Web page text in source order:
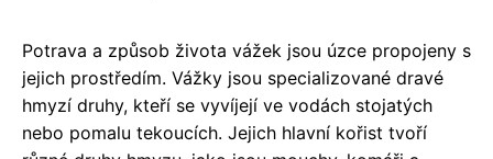
Potrava a způsob života vážek jsou úzce propojeny s
jejich prostředím. Vážky jsou specializované dravé
hmyzí druhy, kteří se vyvíjejí ve vodách stojatých
nebo pomalu tekoucích. Jejich hlavní kořist tvoří